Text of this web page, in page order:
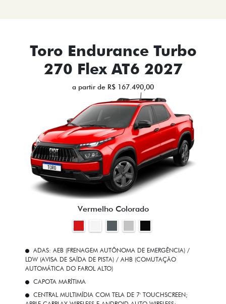
Toro Endurance Turbo
270 Flex AT6 2027
a partir de R$ 167.490,00
Vermelho Colorado
ADAS: AEB (FRENAGEM AUTÔNOMA DE EMERGÊNCIA) /
LDW (AVISA DE SAÍDA DE PISTA) / AHB (COMUTAÇÃO
AUTOMÁTICA DO FAROL ALTO)
CAPOTA MARÍTIMA
CENTRAL MULTIMÍDIA COM TELA DE 7' TOUCHSCREEN;